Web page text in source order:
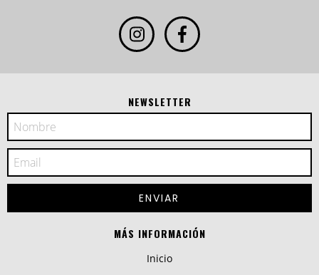
NEWSLETTER
MÁS INFORMACIÓN
Inicio